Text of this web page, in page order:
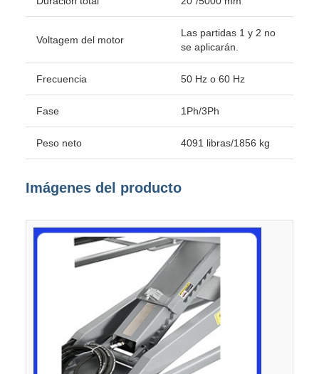
Voltagem del motor
Las partidas 1 y 2 no
se aplicarán.
Frecuencia 50 Hz o 60 Hz
Fase 1Ph/3Ph
Peso neto 4091 libras/1856 kg
Imágenes del producto